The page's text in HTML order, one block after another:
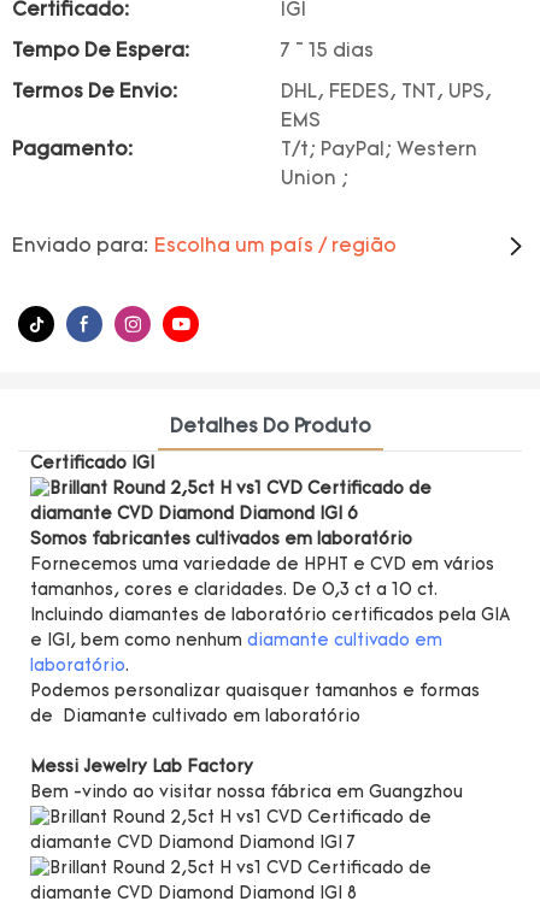
Certificado: IGI
Tempo De Espera: 7 ~ 15 dias
Termos De Envio:
DHL, FEDES, TNT, UPS,
EMS
Pagamento:
T/t; PayPal; Western
Union ;
Enviado para: Escolha um país / região
Detalhes Do Produto
Certificado IGI
Somos fabricantes cultivados em laboratório
Fornecemos uma variedade de HPHT e CVD em vários
tamanhos, cores e claridades. De 0,3 ct a 10 ct.
Incluindo diamantes de laboratório certificados pela GIA
e IGI, bem como nenhum diamante cultivado em
laboratório.
Podemos personalizar quaisquer tamanhos e formas
de Diamante cultivado em laboratório
Messi Jewelry Lab Factory
Bem -vindo ao visitar nossa fábrica em Guangzhou